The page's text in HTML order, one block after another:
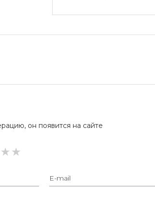
платежные терминалы)
Безналичная оплата на
он появится на сайте